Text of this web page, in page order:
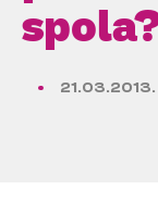
21.03.2013.